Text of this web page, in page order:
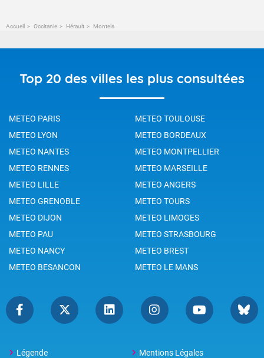
Accueil Occitanie Hérault Montels
Top 20 des villes les plus consultées
METEO PARIS
METEO TOULOUSE
METEO LYON
METEO BORDEAUX
METEO NANTES
METEO MONTPELLIER
METEO RENNES
METEO MARSEILLE
METEO LILLE
METEO ANGERS
METEO GRENOBLE
METEO TOURS
METEO DIJON
METEO LIMOGES
METEO PAU
METEO STRASBOURG
METEO NANCY
METEO BREST
METEO BESANCON
METEO LE MANS
Légende
Mentions Légales